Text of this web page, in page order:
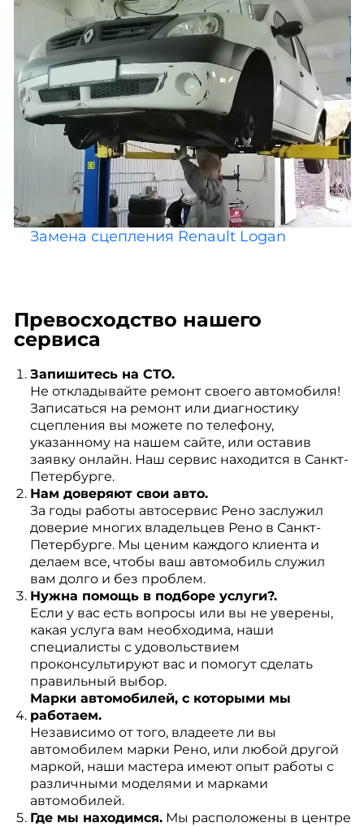
Замена сцепления Renault Logan
Превосходство нашего
сервиса
Запишитесь на СТО.
Не откладывайте ремонт своего автомобиля!
Записаться на ремонт или диагностику
сцепления вы можете по телефону,
указанному на нашем сайте, или оставив
заявку онлайн. Наш сервис находится в Санкт-
Петербурге.
Нам доверяют свои авто.
За годы работы автосервис Рено заслужил
доверие многих владельцев Рено в Санкт-
Петербурге. Мы ценим каждого клиента и
делаем все, чтобы ваш автомобиль служил
вам долго и без проблем.
Нужна помощь в подборе услуги?.
Если у вас есть вопросы или вы не уверены,
какая услуга вам необходима, наши
специалисты с удовольствием
проконсультируют вас и помогут сделать
правильный выбор.
Марки автомобилей, с которыми мы
работаем.
Независимо от того, владеете ли вы
автомобилем марки Рено, или любой другой
маркой, наши мастера имеют опыт работы с
различными моделями и марками
автомобилей.
Где мы находимся.Мы расположены в центре